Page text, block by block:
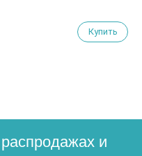
Купить
и